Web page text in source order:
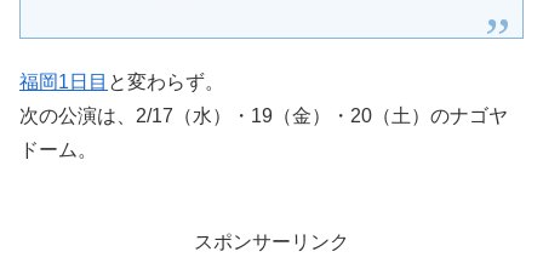
福岡1日目 と変わらず。
次の公演は、2/17（水）・19（金）・20（土）のナゴヤ
ドーム。
スポンサーリンク